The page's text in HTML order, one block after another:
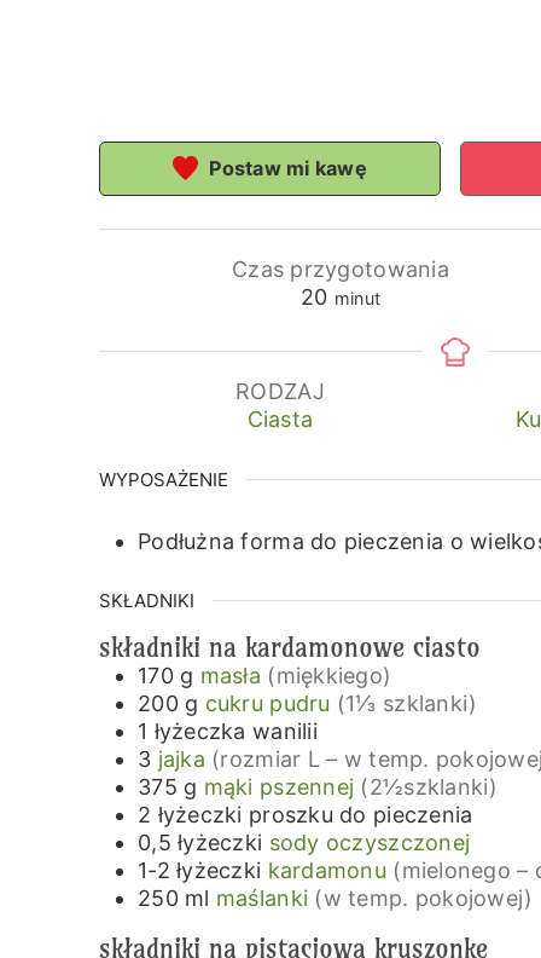
Postaw mi kawę
Czas przygotowania
20minuty
minut
RODZAJ
Ciasta
WYPOSAŻENIE
Podłużna forma do pieczenia o
SKŁADNIKI
składniki na kardamonowe ciasto
170 g masła (miękkiego)
200 g cukru pudru (1⅓ szklanki)
1 łyżeczka wanilii
3 jajka (rozmiar L – w temp.
375 g mąki pszennej (2½szklanki)
2 łyżeczki proszku do pieczenia
0,5 łyżeczki sody oczyszczonej
1-2 łyżeczki kardamonu (mielonego –
250 ml maślanki (w temp. pokojowej)
składniki na pistacjową kruszonkę